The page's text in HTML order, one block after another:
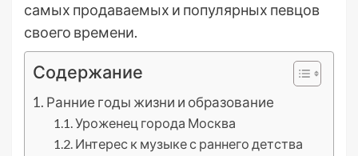
самых продаваемых и популярных певцов
своего времени.
Содержание
Ранние годы жизни и образование
Уроженец города Москва
Интерес к музыке с раннего детства